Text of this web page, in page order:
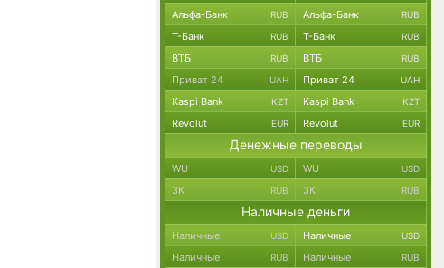
Альфа-Банк RUB Альфа-Банк RUB
Т-Банк RUB Т-Банк RUB
ВТБ RUB ВТБ RUB
Приват 24 UAH Приват 24 UAH
Kaspi Bank KZT Kaspi Bank KZT
Revolut EUR Revolut EUR
Денежные переводы
WU USD WU USD
ЗК RUB ЗК RUB
Наличные деньги
Наличные USD Наличные USD
Наличные RUB Наличные RUB